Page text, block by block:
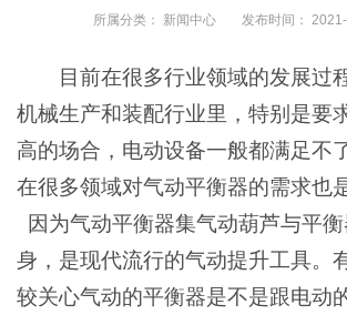
所属分类： 新闻中心 发布时间：
目前在很多行业领域的发展过
机械生产和装配行业里，特别是要
高的场合，电动设备一般都满足不
在很多领域对气动平衡器的需求也
因为气动平衡器集气动葫芦与平
身，是现代流行的气动提升工具。
较关心气动的平衡器是不是跟电动